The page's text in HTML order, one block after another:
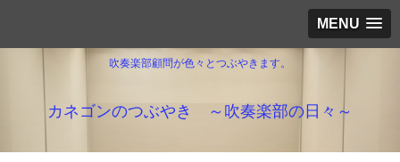
MENU
吹奏楽部顧問が色々とつぶやきます。
カネゴンのつぶやき ～吹奏楽部の日々～